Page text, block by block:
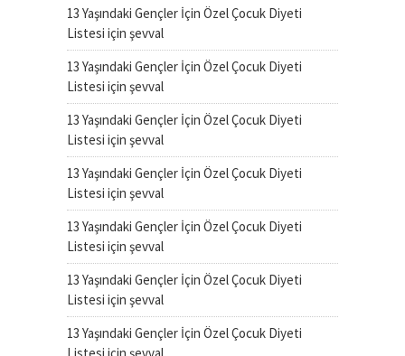
13 Yaşındaki Gençler İçin Özel Çocuk Diyeti
Listesi için şevval
13 Yaşındaki Gençler İçin Özel Çocuk Diyeti
Listesi için şevval
13 Yaşındaki Gençler İçin Özel Çocuk Diyeti
Listesi için şevval
13 Yaşındaki Gençler İçin Özel Çocuk Diyeti
Listesi için şevval
13 Yaşındaki Gençler İçin Özel Çocuk Diyeti
Listesi için şevval
13 Yaşındaki Gençler İçin Özel Çocuk Diyeti
Listesi için şevval
13 Yaşındaki Gençler İçin Özel Çocuk Diyeti